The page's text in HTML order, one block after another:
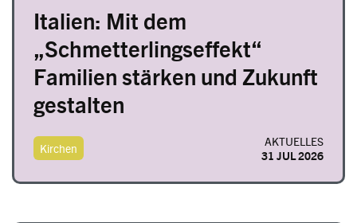
Italien: Mit dem
„Schmetterlingseffekt“
Familien stärken und Zukunft
gestalten
Kirchen
AKTUELLES
31 JUL 2026